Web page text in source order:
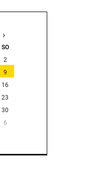
›
SO
2
9
16
23
30
6